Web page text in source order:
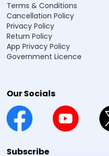
Terms & Conditions
Cancellation Policy
Privacy Policy
Return Policy
App Privacy Policy
Government Licence
Our Socials
Subscribe